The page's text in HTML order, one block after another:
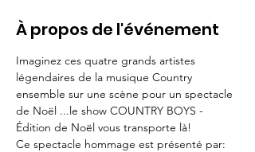
À propos de l'événement
Imaginez ces quatre grands artistes
légendaires de la musique Country
ensemble sur une scène pour un spectacle
de Noël ...le show COUNTRY BOYS -
Édition de Noël vous transporte là!
Ce spectacle hommage est présenté par: